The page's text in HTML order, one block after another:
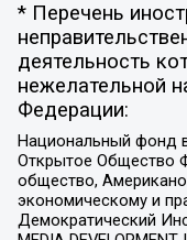
* Перечень
деятельность
нежелательной
Федерации:
Национальный фонд
Открытое Общество
общество,
экономическому и
Демократический